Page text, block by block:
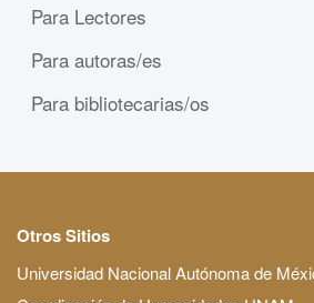
Para Lectores
Para autoras/es
Para bibliotecarias/os
Otros Sitios
Universidad Nacional Autónoma de